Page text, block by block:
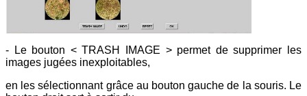
- Le bouton < TRASH IMAGE > permet de supprimer les
images jugées inexploitables,
en les sélectionnant grâce au bouton gauche de la souris. Le